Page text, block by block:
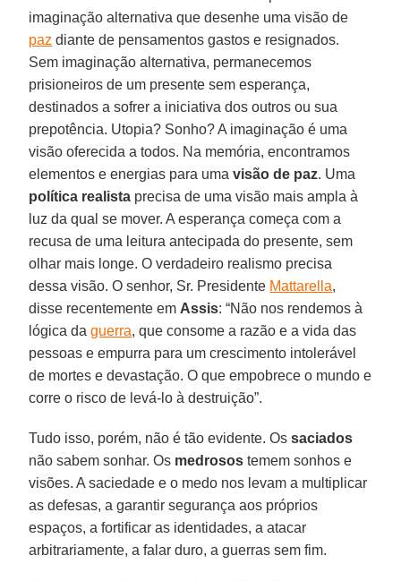
imaginação alternativa que desenhe uma visão de
paz diante de pensamentos gastos e resignados.
Sem imaginação alternativa, permanecemos
prisioneiros de um presente sem esperança,
destinados a sofrer a iniciativa dos outros ou sua
prepotência. Utopia? Sonho? A imaginação é uma
visão oferecida a todos. Na memória, encontramos
elementos e energias para umavisão de paz. Uma
política realista precisa de uma visão mais ampla à
luz da qual se mover. A esperança começa com a
recusa de uma leitura antecipada do presente, sem
olhar mais longe. O verdadeiro realismo precisa
dessa visão. O senhor, Sr. Presidente Mattarella,
disse recentemente em Assis: “Não nos rendemos à
lógica daguerra, que consome a razão e a vida das
pessoas e empurra para um crescimento intolerável
de mortes e devastação. O que empobrece o mundo e
corre o risco de levá-lo à destruição”.
Tudo isso, porém, não é tão evidente. Ossaciados
não sabem sonhar. Os medrosos temem sonhos e
visões. A saciedade e o medo nos levam a multiplicar
as defesas, a garantir segurança aos próprios
espaços, a fortificar as identidades, a atacar
arbitrariamente, a falar duro, a guerras sem fim.